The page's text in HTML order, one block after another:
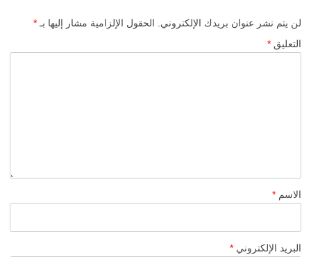
لن يتم نشر عنوان بريدك الإلكتروني. الحقول الإلزامية مشار إليها بـ *
التعليق *
الاسم *
البريد الإلكتروني *